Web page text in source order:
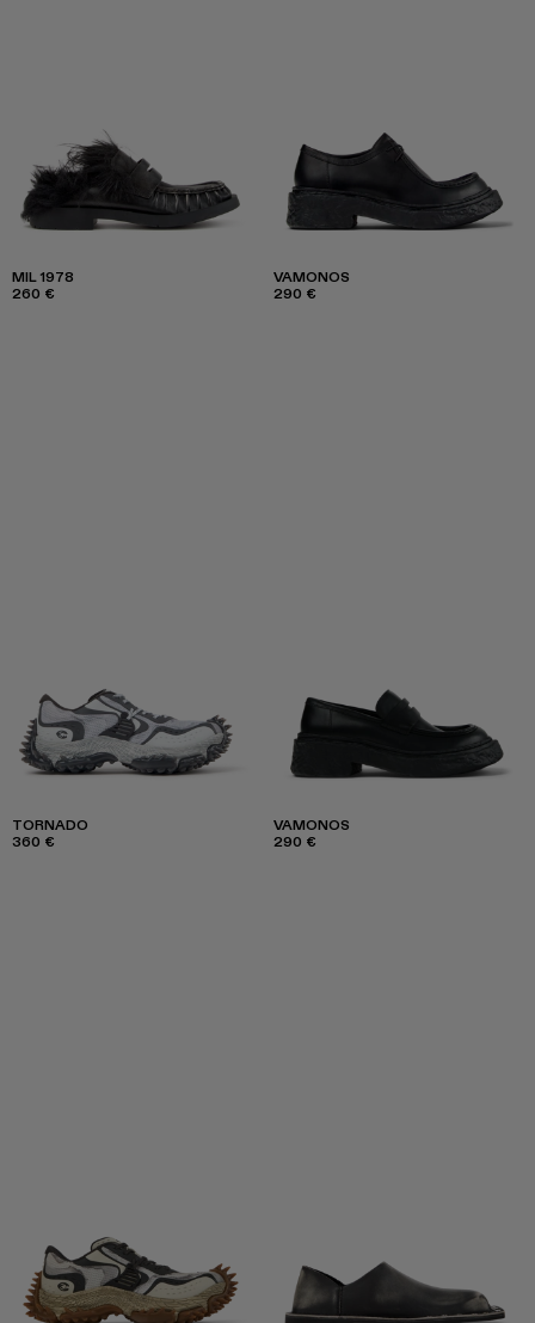
MIL 1978
260 €
VAMONOS
290 €
TORNADO
360 €
VAMONOS
290 €